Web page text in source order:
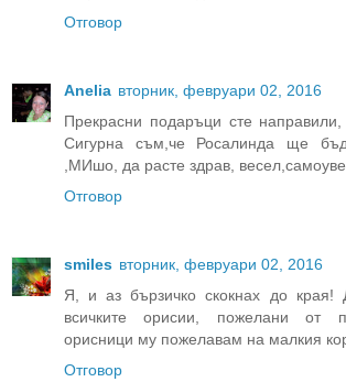
Отговор
Anelia вторник, февруари 02, 2016
Прекрасни подаръци сте
Сигурна съм,че Росалинда ще
,МИшо, да расте здрав,
Отговор
smiles вторник, февруари 02, 2016
Я, и аз бързичко скокнах до
всичките орисии, пожелани от
орисници му пожелавам на малкия
Отговор